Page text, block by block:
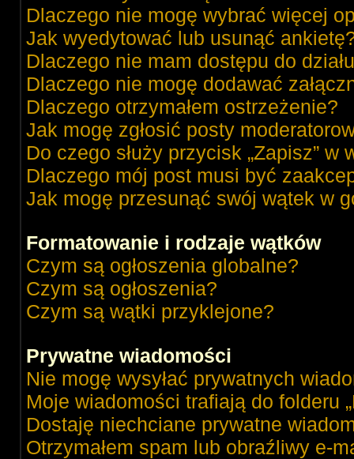
Dlaczego nie mogę wybrać więcej
Jak wyedytować lub usunąć
Dlaczego nie mam dostępu do
Dlaczego nie mogę dodawać
Dlaczego otrzymałem ostrzeżenie?
Jak mogę zgłosić posty
Do czego służy przycisk „Zapisz”
Dlaczego mój post musi być
Jak mogę przesunąć swój wątek w
Formatowanie i rodzaje wątków
Czym są ogłoszenia globalne?
Czym są ogłoszenia?
Czym są wątki przyklejone?
Prywatne wiadomości
Nie mogę wysyłać prywatnych
Moje wiadomości trafiają do folderu
Dostaję niechciane prywatne
Otrzymałem spam lub obraźliwy e-